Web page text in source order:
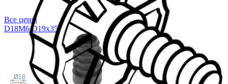
Все цены
D18M6.D19x35
Ø18